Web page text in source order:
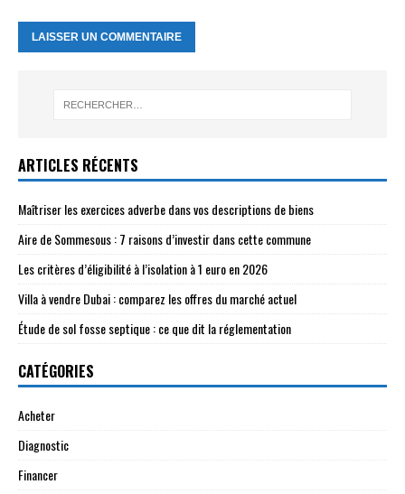
ARTICLES RÉCENTS
Maîtriser les exercices adverbe dans vos descriptions de biens
Aire de Sommesous : 7 raisons d’investir dans cette commune
Les critères d’éligibilité à l’isolation à 1 euro en 2026
Villa à vendre Dubai : comparez les offres du marché actuel
Étude de sol fosse septique : ce que dit la réglementation
CATÉGORIES
Acheter
Diagnostic
Financer